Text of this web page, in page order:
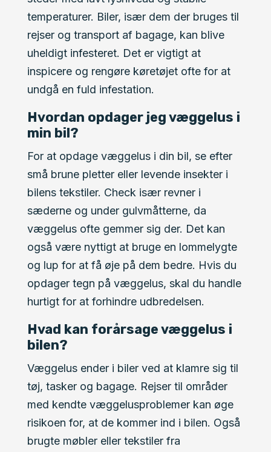
temperaturer. Biler, især dem der bruges til
rejser og transport af bagage, kan blive
uheldigt infesteret. Det er vigtigt at
inspicere og rengøre køretøjet ofte for at
undgå en fuld infestation.
Hvordan opdager jeg væggelus i
min bil?
For at opdage væggelus i din bil, se efter
små brune pletter eller levende insekter i
bilens tekstiler. Check især revner i
sæderne og under gulvmåtterne, da
væggelus ofte gemmer sig der. Det kan
også være nyttigt at bruge en lommelygte
og lup for at få øje på dem bedre. Hvis du
opdager tegn på væggelus, skal du handle
hurtigt for at forhindre udbredelsen.
Hvad kan forårsage væggelus i
bilen?
Væggelus ender i biler ved at klamre sig til
tøj, tasker og bagage. Rejser til områder
med kendte væggelusproblemer kan øge
risikoen for, at de kommer ind i bilen. Også
brugte møbler eller tekstiler fra